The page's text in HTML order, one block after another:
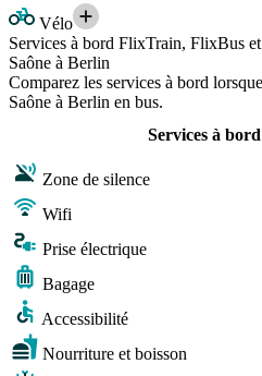
Vélo
Services à bord FlixTrain, FlixBus
Saône à Berlin
Comparez les services à bord
Saône à Berlin en bus.
Services à bord
Zone de silence
Wifi
Prise électrique
Bagage
Accessibilité
Nourriture et boisson